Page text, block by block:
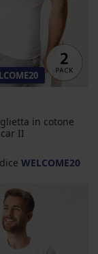
in cotone
II
WELCOME20